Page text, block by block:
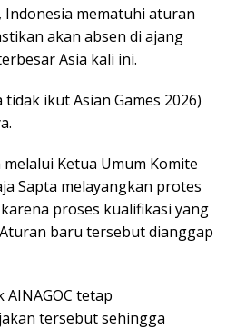
mematuhi aturan
akan absen di ajang
Asia kali ini.
tidak ikut Asian Games 2026)
Ketua Umum Komite
Sapta melayangkan protes
proses kualifikasi yang
baru tersebut dianggap
tetap
tersebut sehingga